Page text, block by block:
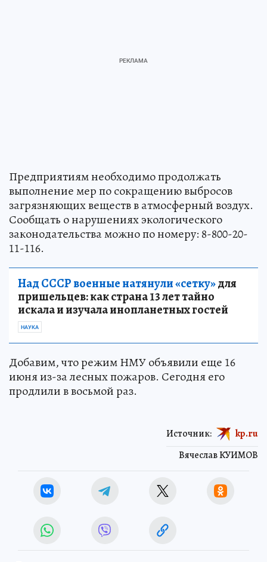
Предприятиям необходимо продолжать
выполнение мер по сокращению выбросов
загрязняющих веществ в атмосферный воздух.
Сообщать о нарушениях экологического
законодательства можно по номеру: 8-800-20-
11-116.
Над СССР военные натянули «сетку»для
пришельцев: как страна 13 лет тайно
искала и изучала инопланетных гостей
НАУКА
Добавим, что режим НМУ объявили еще 16
июня из-за лесных пожаров. Сегодня его
продлили в восьмой раз.
Вячеслав КУИМОВ
Источник: kp.ru